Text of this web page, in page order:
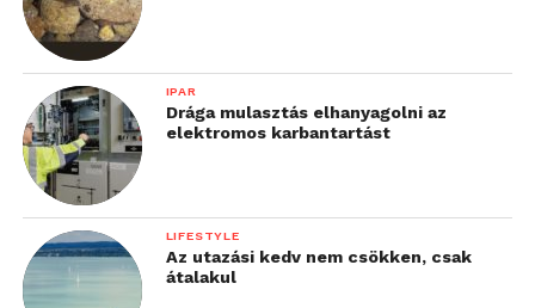
IPAR
Drága mulasztás elhanyagolni az
elektromos karbantartást
LIFESTYLE
Az utazási kedv nem csökken, csak
átalakul